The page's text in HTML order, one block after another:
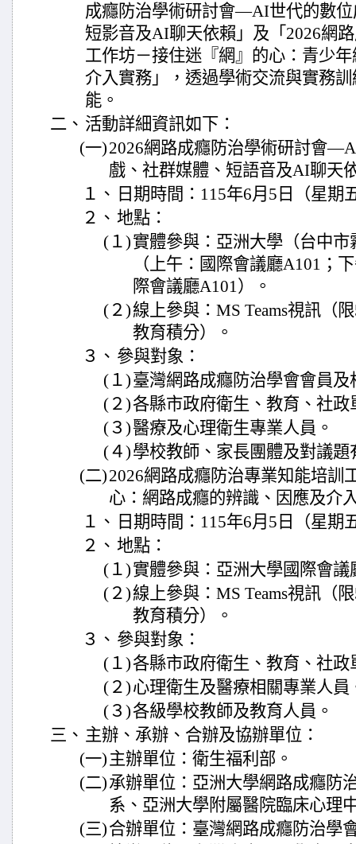
成癮防治學術研討會—AI世代的數
短影音及AI聊天依賴」及「2026網
工作坊－接住迷『網』的心：青少
介入實務」，透過學術交流與實務
能。
二、 活動詳細資訊如下：
(一)2026網路成癮防治學術研討會
戲、社群媒體、短語音及AI聊天
１、 日期時間：115年6月5日（星期
２、 地點：
(１)實體參與：亞洲大學（台中
（上午：國際會議廳A101；
際會議廳A101）。
(２)線上參與：MS Teams視訊（
教育積分）。
３、 參與對象：
(１)臺灣網路成癮防治學會會員及
(２)各縣市政府衛生、教育、社政
(３)醫療及心理衛生專業人員。
(４)學校教師、家長團體及對議
(二)2026網路成癮防治專業知能培訓
心：網路成癮的辨識、因應及介
１、 日期時間：115年6月5日（星期
２、 地點：
(１)實體參與：亞洲大學國際會議
(２)線上參與：MS Teams視訊（
教育積分）。
３、 參與對象：
(１)各縣市政府衛生、教育、社
(２)心理衛生及醫療相關專業人員
(３)各級學校教師及教育人員。
三、 主辦、承辦、合辦及協辦單位：
(一) 主辦單位：衛生福利部。
(二)承辦單位：亞洲大學網路成癮防
系、亞洲大學附屬醫院臨床心理
(三)合辦單位：臺灣網路成癮防治學